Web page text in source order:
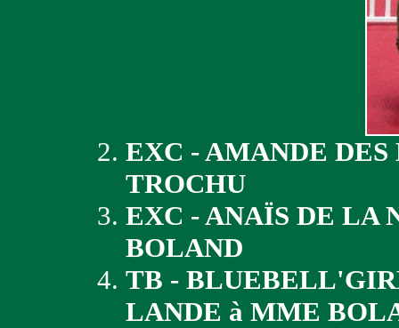
EXC - AMANDE
TROCHU
EXC - ANAÏS DE LA
BOLAND
TB -
LANDE à MME